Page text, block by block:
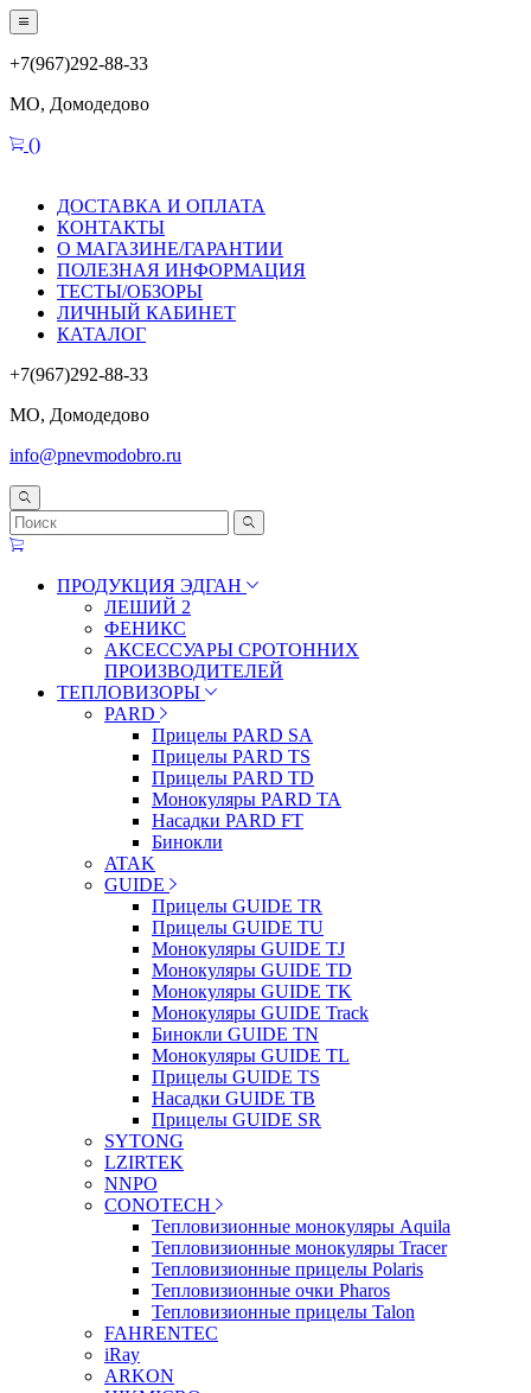
+7(967)292-88-33
МО, Домодедово
()
ДОСТАВКА И ОПЛАТА
КОНТАКТЫ
О МАГАЗИНЕ/ГАРАНТИИ
ПОЛЕЗНАЯ ИНФОРМАЦИЯ
ТЕСТЫ/ОБЗОРЫ
ЛИЧНЫЙ КАБИНЕТ
КАТАЛОГ
+7(967)292-88-33
МО, Домодедово
info@pnevmodobro.ru
ПРОДУКЦИЯ ЭДГАН
ЛЕШИЙ 2
ФЕНИКС
АКСЕССУАРЫ СРОТОННИХ
ПРОИЗВОДИТЕЛЕЙ
ТЕПЛОВИЗОРЫ
PARD
Прицелы PARD SA
Прицелы PARD TS
Прицелы PARD TD
Монокуляры PARD TA
Насадки PARD FT
Бинокли
ATAK
GUIDE
Прицелы GUIDE TR
Прицелы GUIDE TU
Монокуляры GUIDE TJ
Монокуляры GUIDE TD
Монокуляры GUIDE TK
Монокуляры GUIDE Track
Бинокли GUIDE TN
Монокуляры GUIDE TL
Прицелы GUIDE TS
Насадки GUIDE TB
Прицелы GUIDE SR
SYTONG
LZIRTEK
NNPO
CONOTECH
Тепловизионные монокуляры Aquila
Тепловизионные монокуляры Tracer
Тепловизионные прицелы Polaris
Тепловизионные очки Pharos
Тепловизионные прицелы Talon
FAHRENTEC
iRay
ARKON